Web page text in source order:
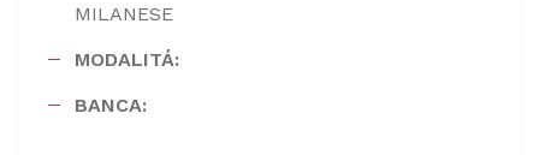
MILANESE
MODALITÁ:
BANCA: